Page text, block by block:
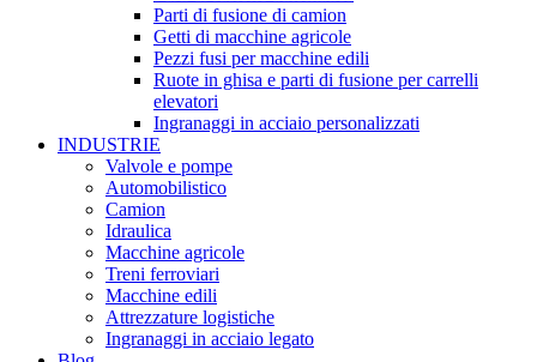
Parti di fusione di camion
Getti di macchine agricole
Pezzi fusi per macchine edili
Ruote in ghisa e parti di fusione per carrelli
elevatori
Ingranaggi in acciaio personalizzati
INDUSTRIE
Valvole e pompe
Automobilistico
Camion
Idraulica
Macchine agricole
Treni ferroviari
Macchine edili
Attrezzature logistiche
Ingranaggi in acciaio legato